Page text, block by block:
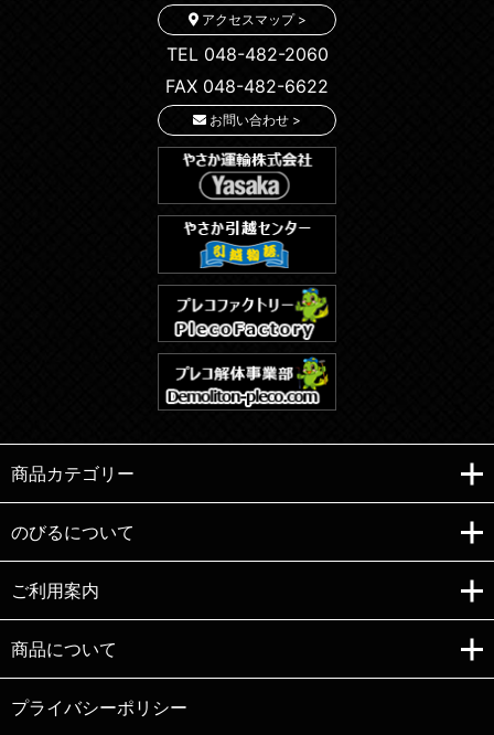
アクセスマップ >
TEL 048-482-2060
FAX 048-482-6622
お問い合わせ >
商品カテゴリー
のびるについて
ご利用案内
商品について
プライバシーポリシー
Copyright (C)e-nobiru All right reserved.